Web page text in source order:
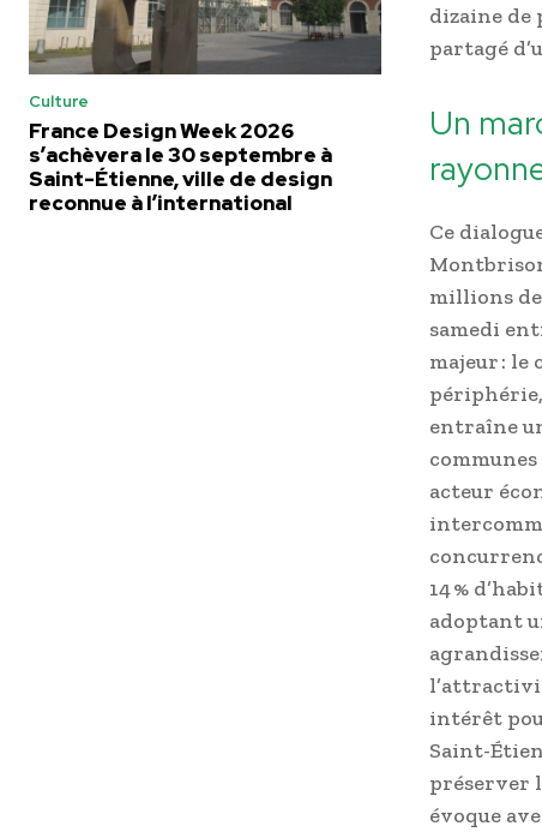
Culture
France Design Week 2026
s’achèvera le 30 septembre à
Saint-Étienne, ville de design
reconnue à l’international
dizaine de
partagé
Un
Ce
millions de
samedi
majeur : le
entraîne
acteur
14 %
adoptant
intérêt
Saint-
préserver
évoque